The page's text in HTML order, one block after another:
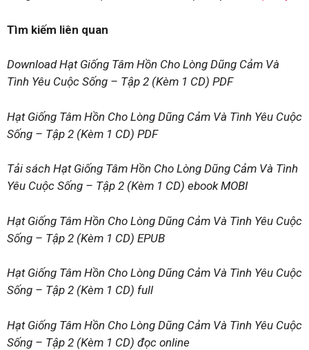
Tìm kiếm liên quan
Download Hạt Giống Tâm Hồn Cho Lòng Dũng Cảm Và
Tình Yêu Cuộc Sống – Tập 2 (Kèm 1 CD) PDF
Hạt Giống Tâm Hồn Cho Lòng Dũng Cảm Và Tình Yêu Cuộc
Sống – Tập 2 (Kèm 1 CD) PDF
Tải sách Hạt Giống Tâm Hồn Cho Lòng Dũng Cảm Và Tình
Yêu Cuộc Sống – Tập 2 (Kèm 1 CD) ebook MOBI
Hạt Giống Tâm Hồn Cho Lòng Dũng Cảm Và Tình Yêu Cuộc
Sống – Tập 2 (Kèm 1 CD) EPUB
Hạt Giống Tâm Hồn Cho Lòng Dũng Cảm Và Tình Yêu Cuộc
Sống – Tập 2 (Kèm 1 CD) full
Hạt Giống Tâm Hồn Cho Lòng Dũng Cảm Và Tình Yêu Cuộc
Sống – Tập 2 (Kèm 1 CD) đọc online